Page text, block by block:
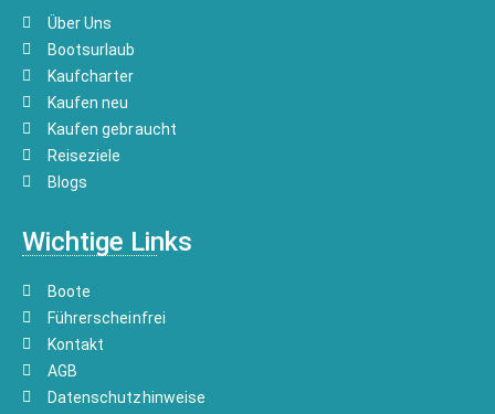
Über Uns
Bootsurlaub
Kaufcharter
Kaufen neu
Kaufen gebraucht
Reiseziele
Blogs
Wichtige Links
Boote
Führerscheinfrei
Kontakt
AGB
Datenschutzhinweise